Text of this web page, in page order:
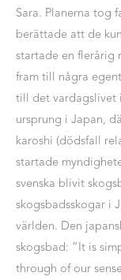
Sara. Planerna tog
berättade att de
startade en flerårig
fram till några
till det vardagslivet
ursprung i Japan,
karoshi (dödsfall
startade
svenska blivit
skogsbadsskogar i
världen. Den
skogsbad: ”It is
through of our